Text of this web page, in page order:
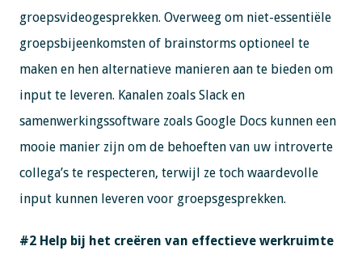
groepsvideogesprekken. Overweeg om niet-essentiële
groepsbijeenkomsten of brainstorms optioneel te
maken en hen alternatieve manieren aan te bieden om
input te leveren. Kanalen zoals Slack en
samenwerkingssoftware zoals Google Docs kunnen een
mooie manier zijn om de behoeften van uw introverte
collega’s te respecteren, terwijl ze toch waardevolle
input kunnen leveren voor groepsgesprekken.
#2 Help bij het creëren van effectieve werkruimte